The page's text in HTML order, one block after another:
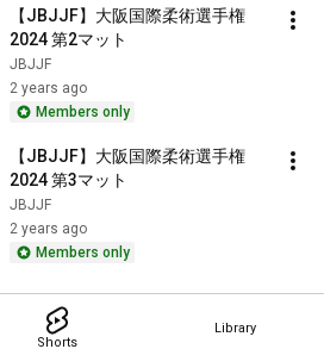
Shorts
Library
【JBJJF】大阪国際柔術選手権
2024 第2マット
JBJJF
2 years ago
Members only
【JBJJF】大阪国際柔術選手権
2024 第3マット
JBJJF
2 years ago
Members only